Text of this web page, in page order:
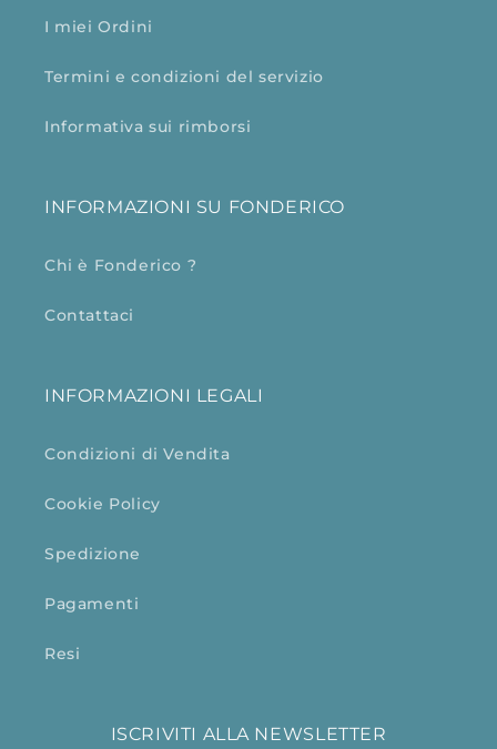
I miei Ordini
Termini e condizioni del servizio
Informativa sui rimborsi
INFORMAZIONI SU FONDERICO
Chi è Fonderico ?
Contattaci
INFORMAZIONI LEGALI
Condizioni di Vendita
Cookie Policy
Spedizione
Pagamenti
Resi
ISCRIVITI ALLA NEWSLETTER